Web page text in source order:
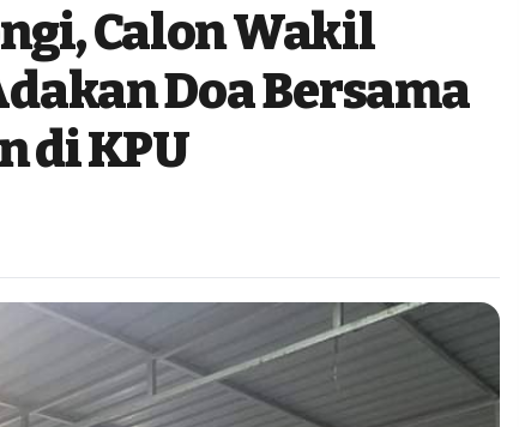
Calon Wakil
Doa Bersama
di KPU